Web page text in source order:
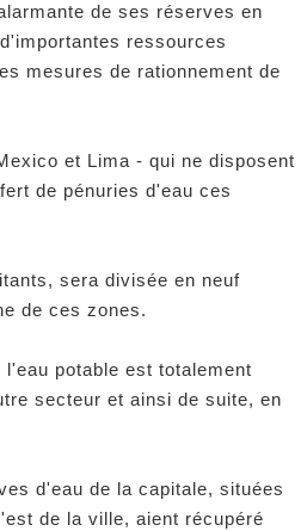
de ses réserves en
ressources
mesures de rationnement de
et Lima - qui ne disposent
de pénuries d'eau ces
sera divisée en neuf
de ces zones.
potable est totalement
secteur et ainsi de suite, en
d'eau de la capitale, situées
de la ville, aient récupéré